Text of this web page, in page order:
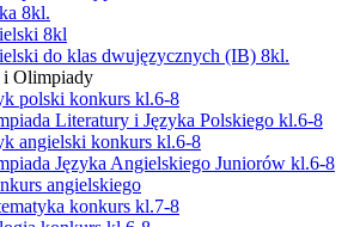
8kl.
8kl
do klas dwujęzycznych (IB) 8kl.
Olimpiady
polski konkurs kl.6-8
Literatury i Języka Polskiego kl.6-8
angielski konkurs kl.6-8
Języka Angielskiego Juniorów kl.6-8
angielskiego
konkurs kl.7-8